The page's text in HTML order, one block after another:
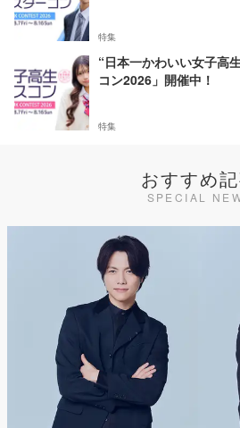
特集
“日本一かわいい女子高
コン2026」開催中！
特集
おすすめ
SPECIAL